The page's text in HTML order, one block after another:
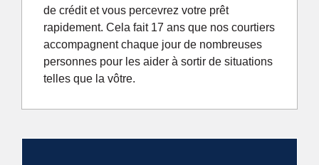
de crédit et vous percevrez votre prêt
rapidement. Cela fait 17 ans que nos courtiers
accompagnent chaque jour de nombreuses
personnes pour les aider à sortir de situations
telles que la vôtre.